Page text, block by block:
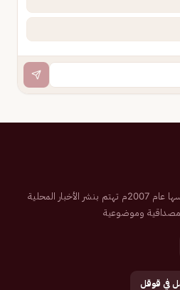
صحيفة إلكترونية سعودية تم تأسيسها عام 2007م تهتم بنشر الأخبار المحلية
ومصداقية وموضوعية
في قوقل